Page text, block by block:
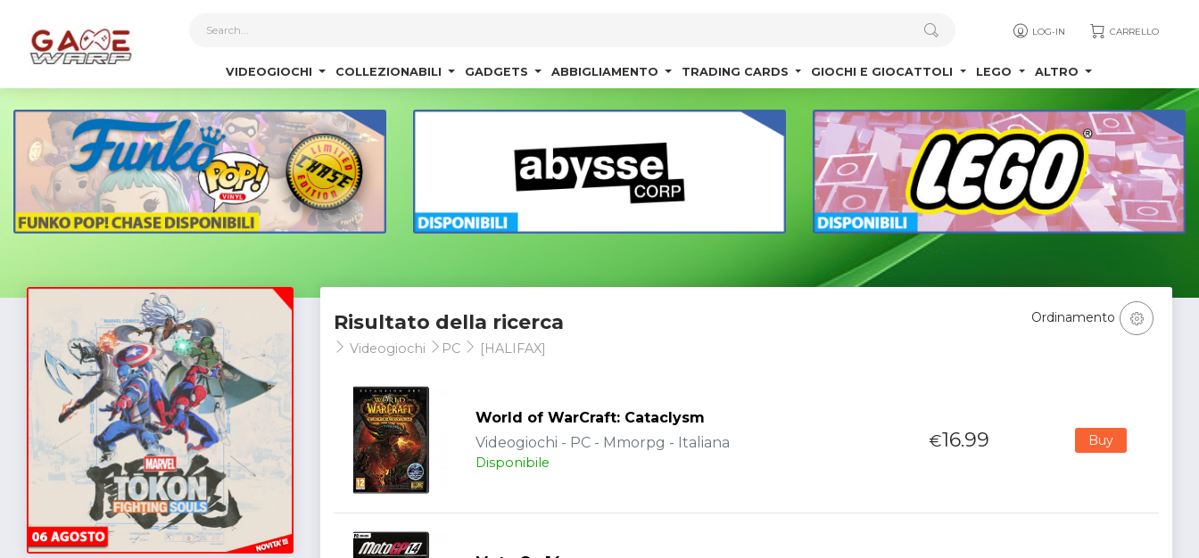
LOG-IN CARRELLO
VIDEOGIOCHI COLLEZIONABILI GADGETS ABBIGLIAMENTO TRADING CARDS GIOCHI E GIOCATTOLI LEGO ALTRO
Risultato della ricerca
Videogiochi PC [HALIFAX]
Ordinamento
World of WarCraft: Cataclysm
Videogiochi - PC - Mmorpg - Italiana
Disponibile
€16.99 Buy